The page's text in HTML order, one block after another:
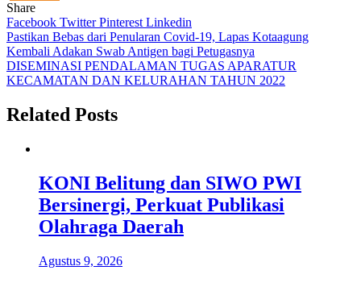
Share
Facebook TwitterPinterest Linkedin
Navigasi
pos
Pastikan Bebas dari Penularan Covid-19, Lapas Kotaagung
Kembali Adakan Swab Antigen bagi Petugasnya
DISEMINASI PENDALAMAN TUGAS APARATUR
KECAMATAN DAN KELURAHAN TAHUN 2022
Related Posts
KONI Belitung dan SIWO PWI
Bersinergi, Perkuat Publikasi
Olahraga Daerah
Agustus 9, 2026